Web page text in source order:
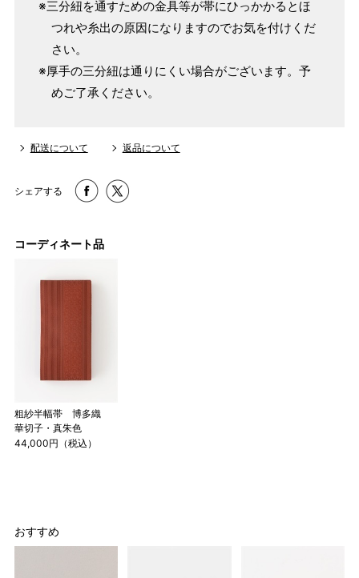
※三分紐を通すための金具等が帯にひっかかるとほ
つれや糸出の原因になりますのでお気を付けくだ
さい。
※厚手の三分紐は通りにくい場合がございます。予
めご了承ください。
配送について 返品について
シェアする
コーディネート品
粗紗半幅帯 博多織
華切子・真朱色
44,000円（税込）
おすすめ